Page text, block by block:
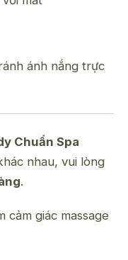
ánh nắng trực
Chuẩn Spa
nhau, vui lòng
.
cảm giác massage